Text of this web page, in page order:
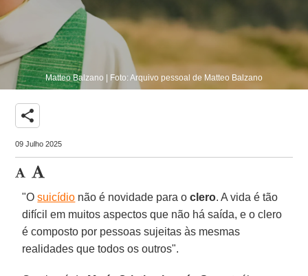
Matteo Balzano | Foto: Arquivo pessoal de Matteo Balzano
share
09 Julho 2025
"Osuicídio não é novidade para oclero. A vida é tão
difícil em muitos aspectos que não há saída, e o clero
é composto por pessoas sujeitas às mesmas
realidades que todos os outros".